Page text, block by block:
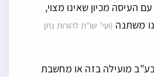
העיסה מכיון שאינו מצוי,
משתנה (ועי’ שו”ת להורות נתן
מועילה בזה או מחשבת